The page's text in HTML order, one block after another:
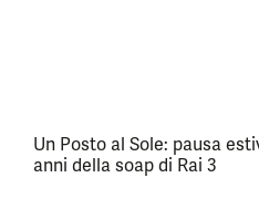
Un Posto al Sole: pausa
anni della soap di Rai 3